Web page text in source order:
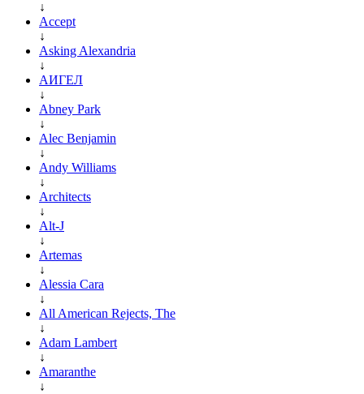
↓
Accept
↓
Asking Alexandria
↓
АИГЕЛ
↓
Abney Park
↓
Alec Benjamin
↓
Andy Williams
↓
Architects
↓
Alt-J
↓
Artemas
↓
Alessia Cara
↓
All American Rejects, The
↓
Adam Lambert
↓
Amaranthe
↓